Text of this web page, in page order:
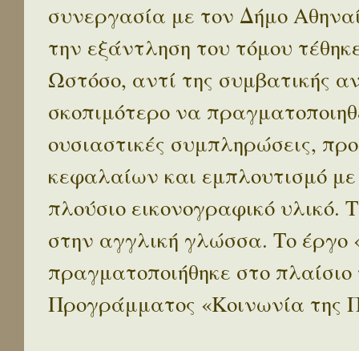
συνεργασία με τον Δήμο
την εξάντληση του τόμου
Ωστόσο, αντί της συμβατικής
σκοπιμότερο να
ουσιαστικές συμπληρώσεις,
κεφαλαίων και εμπλουτισμό
πλούσιο εικονογραφικό
στην αγγλική γλώσσα. Το
πραγματοποιήθηκε στο
Προγράμματος «Κοινωνία της